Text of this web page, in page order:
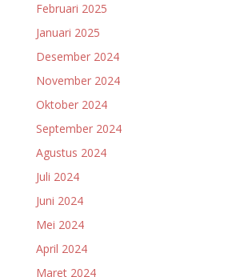
Februari 2025
Januari 2025
Desember 2024
November 2024
Oktober 2024
September 2024
Agustus 2024
Juli 2024
Juni 2024
Mei 2024
April 2024
Maret 2024